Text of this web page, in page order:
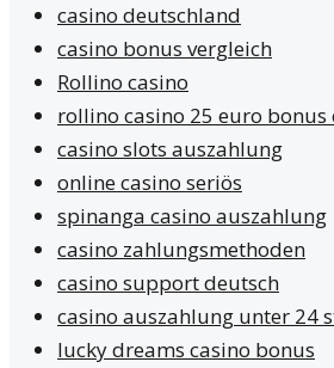
casino deutschland
casino bonus vergleich
Rollino casino
rollino casino 25 euro bonus
casino slots auszahlung
online casino seriös
spinanga casino auszahlung
casino zahlungsmethoden
casino support deutsch
casino auszahlung unter 24
lucky dreams casino bonus